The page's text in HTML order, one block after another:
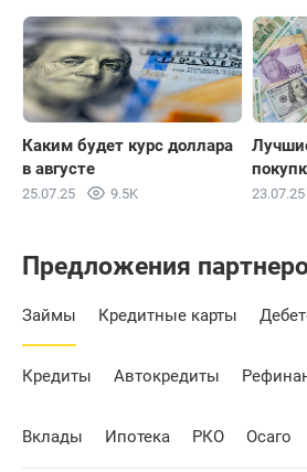
Каким будет курс доллара
в августе
25.07.25 9.5K 23.07.25
Предложения
Займы Кредитные карты
Кредиты Автокредиты
Вклады Ипотека РКО Осаго